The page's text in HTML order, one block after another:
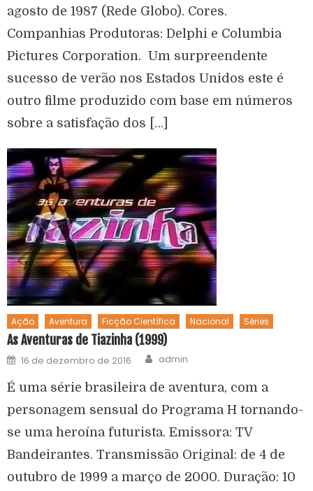
agosto de 1987 (Rede Globo). Cores.
Companhias Produtoras: Delphi e Columbia
Pictures Corporation. Um surpreendente
sucesso de verão nos Estados Unidos este é
outro filme produzido com base em números
sobre a satisfação dos […]
Ação Aventura Ficção Científica Nacional Séries
As Aventuras de Tiazinha (1999)
16 de dezembro de 2016 admin
É uma série brasileira de aventura, com a
personagem sensual do Programa H tornando-
se uma heroína futurista. Emissora: TV
Bandeirantes. Transmissão Original: de 4 de
outubro de 1999 a março de 2000. Duração: 10